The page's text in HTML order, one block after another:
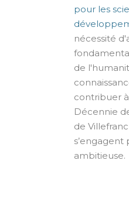
pour les
nécessité
de
contribuer
Décennie
de
ambitieuse.